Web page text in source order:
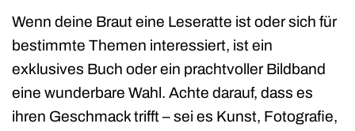
Wenn deine Braut eine Leseratte ist oder sich für
bestimmte Themen interessiert, ist ein
exklusives Buch oder ein prachtvoller Bildband
eine wunderbare Wahl. Achte darauf, dass es
ihren Geschmack trifft – sei es Kunst, Fotografie,